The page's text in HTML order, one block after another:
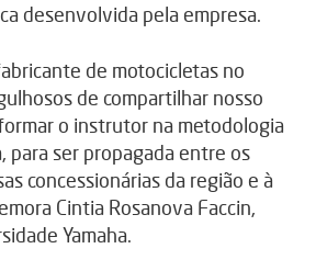
desenvolvida pela empresa.
de motocicletas no
de compartilhar nosso
o instrutor na metodologia
para ser propagada entre os
concessionárias da região e à
Cintia Rosanova Faccin,
Yamaha.